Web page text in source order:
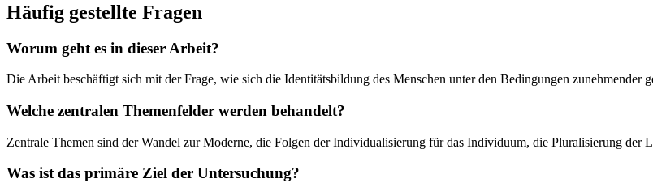
Häufig gestellte Fragen
Worum geht es in dieser Arbeit?
Die Arbeit beschäftigt sich mit der Frage, wie sich die Identitätsbildung des Menschen unter den Bedingungen zunehmender
Welche zentralen Themenfelder werden behandelt?
Zentrale Themen sind der Wandel zur Moderne, die Folgen der Individualisierung für das Individuum, die Pluralisierung der
Was ist das primäre Ziel der Untersuchung?